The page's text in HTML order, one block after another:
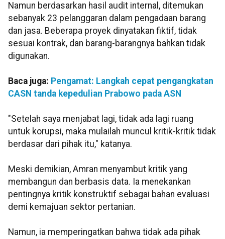
Namun berdasarkan hasil audit internal, ditemukan
sebanyak 23 pelanggaran dalam pengadaan barang
dan jasa. Beberapa proyek dinyatakan fiktif, tidak
sesuai kontrak, dan barang-barangnya bahkan tidak
digunakan.
Baca juga: Pengamat: Langkah cepat pengangkatan
CASN tanda kepedulian Prabowo pada ASN
"Setelah saya menjabat lagi, tidak ada lagi ruang
untuk korupsi, maka mulailah muncul kritik-kritik tidak
berdasar dari pihak itu," katanya.
Meski demikian, Amran menyambut kritik yang
membangun dan berbasis data. Ia menekankan
pentingnya kritik konstruktif sebagai bahan evaluasi
demi kemajuan sektor pertanian.
Namun, ia memperingatkan bahwa tidak ada pihak